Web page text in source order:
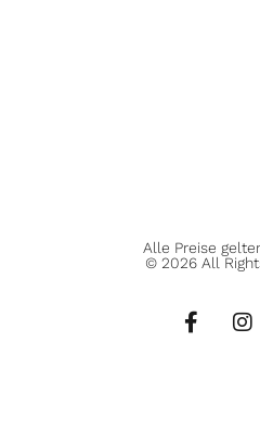
Alle Preise
© 2026 All